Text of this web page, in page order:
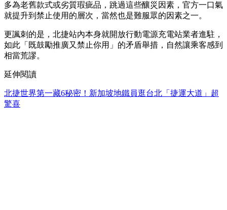
多為老舊款式或劣質瑕疵品，跳過這些釀災因素，官方一口氣
就提升到禁止使用的層次，當然也是難服眾的因素之一。
更諷刺的是，北捷站內本身就開放行動電源充電站業者進駐，
如此「既鼓勵推廣又禁止你用」的矛盾舉措，自然讓乘客感到
相當荒謬。
延伸閱讀
北捷世界第一藏6秘密！新加坡地鐵員逛台北「捷運大道」超
驚喜